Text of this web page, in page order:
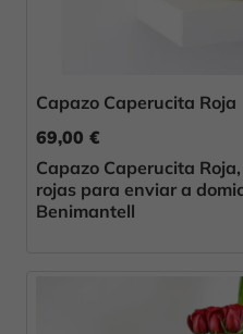
Capazo Caperucita Roja
69,00 €
Capazo Caperucita
rojas para enviar a
Benimantell